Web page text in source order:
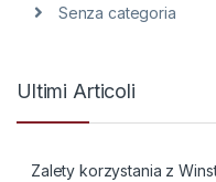
Senza categoria
Ultimi Articoli
Zalety korzystania z